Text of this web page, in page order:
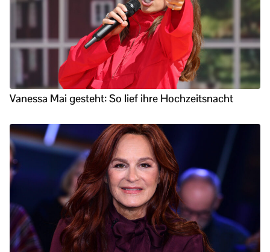
Vanessa Mai gesteht: So lief ihre Hochzeitsnacht